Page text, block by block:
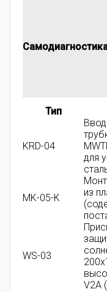
Тип
KRD-04
для
MK-05-K
из
WS-03
V2A